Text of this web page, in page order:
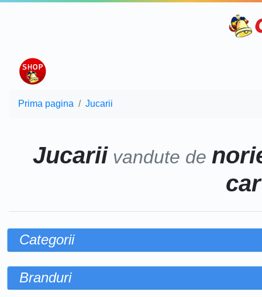
Prima pagina Jucarii
Jucarii vandute de
Categorii
Branduri